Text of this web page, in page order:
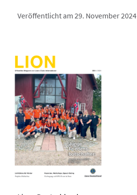
Veröffentlicht am 29. November 2024